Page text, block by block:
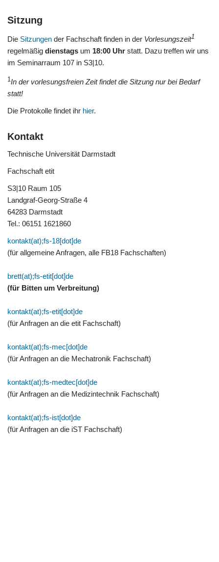
Sitzung
Die Sitzungen der Fachschaft finden in der Vorlesungszeit1
regelmäßig dienstags um 18:00 Uhr statt. Dazu treffen wir uns
im Seminarraum 107 in S3|10.
1 In der vorlesungsfreien Zeit findet die Sitzung nur bei Bedarf
statt!
Die Protokolle findet ihr hier.
Kontakt
Technische Universität Darmstadt
Fachschaft etit
S3|10 Raum 105
Landgraf-Georg-Straße 4
64283 Darmstadt
Tel.: 06151 1621860
kontakt(at);fs-18[dot]de
(für allgemeine Anfragen, alle FB18 Fachschaften)
brett(at);fs-etit[dot]de
(für Bitten um Verbreitung)
kontakt(at);fs-etit[dot]de
(für Anfragen an die etit Fachschaft)
kontakt(at);fs-mec[dot]de
(für Anfragen an die Mechatronik Fachschaft)
kontakt(at);fs-medtec[dot]de
(für Anfragen an die Medizintechnik Fachschaft)
kontakt(at);fs-ist[dot]de
(für Anfragen an die iST Fachschaft)